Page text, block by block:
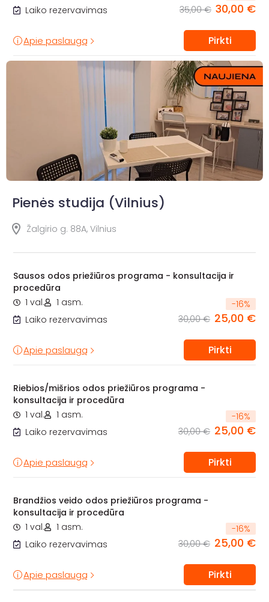
Laiko rezervavimas
35,00 € 30,00 €
Apie paslaugą Pirkti
Pienės studija (Vilnius)
Žalgirio g. 88A, Vilnius
Sausos odos priežiūros programa - konsultacija ir
procedūra
1 val.
1 asm.
Laiko rezervavimas
-16%
30,00 € 25,00 €
Apie paslaugą Pirkti
Riebios/mišrios odos priežiūros programa -
konsultacija ir procedūra
1 val.
1 asm.
Laiko rezervavimas
-16%
30,00 € 25,00 €
Apie paslaugą Pirkti
Brandžios veido odos priežiūros programa -
konsultacija ir procedūra
1 val.
1 asm.
Laiko rezervavimas
-16%
30,00 € 25,00 €
Apie paslaugą Pirkti